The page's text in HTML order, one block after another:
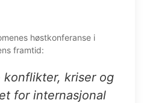
høstkonferanse i
framtid:
konflikter, kriser og
for internasjonal